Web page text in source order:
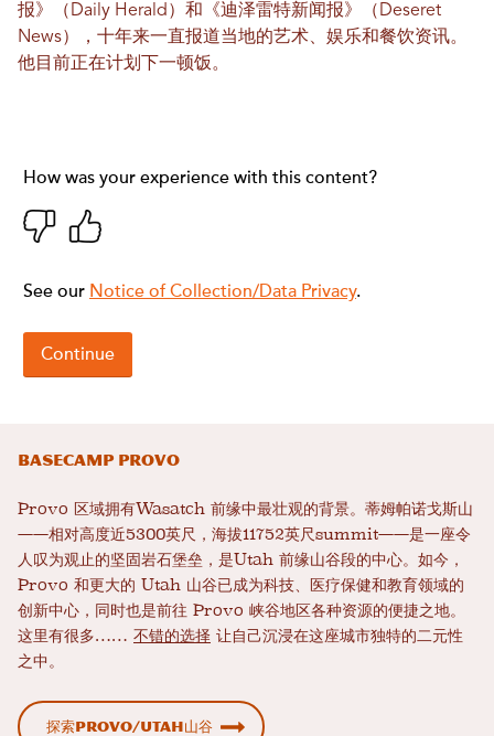
报》（Daily Herald）和《迪泽雷特新闻报》（Deseret
News），十年来一直报道当地的艺术、娱乐和餐饮资讯。
他目前正在计划下一顿饭。
Basecamp Provo
Provo 区域拥有Wasatch 前缘中最壮观的背景。蒂姆帕诺戈斯山
——相对高度近5300英尺，海拔11752英尺summit——是一座令
人叹为观止的坚固岩石堡垒，是Utah 前缘山谷段的中心。如今，
Provo 和更大的 Utah 山谷已成为科技、医疗保健和教育领域的
创新中心，同时也是前往 Provo 峡谷地区各种资源的便捷之地。
这里有很多…… 不错的选择 让自己沉浸在这座城市独特的二元性
之中。
探索Provo/Utah山谷